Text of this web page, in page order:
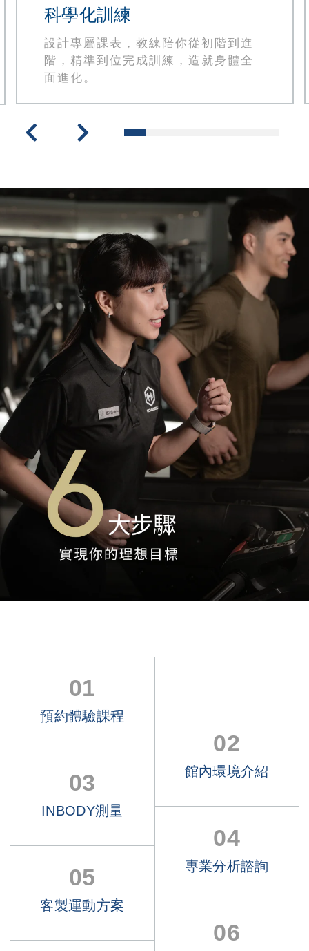
科學化訓練
設計專屬課表，教練陪你從初階到進
階，精準到位完成訓練，造就身體全
面進化。
01
預約體驗課程
03
INBODY測量
05
客製運動方案
02
館內環境介紹
04
專業分析諮詢
06